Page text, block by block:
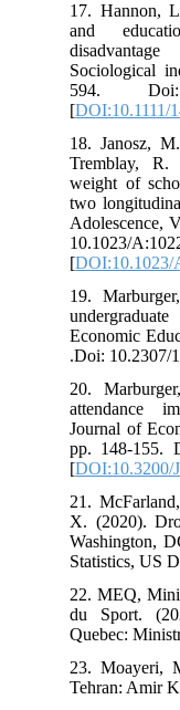
17. Hannon,
and
Sociological
594. Doi:
[
18. Janosz,
Tremblay,
weight of
two
10.1023/
[
19.
Economic
.Doi:
20.
attendance
Journal of
pp. 148-155.
[
21.
X. (2020).
Washington,
Statistics, US
22. MEQ,
du Sport.
Quebec:
23. Moayeri,
Tehran: Amir